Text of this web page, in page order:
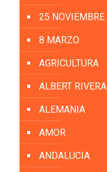
25 NOVIEMBRE
8 MARZO
AGRICULTURA
ALBERT RIVERA
ALEMANIA
AMOR
ANDALUCIA